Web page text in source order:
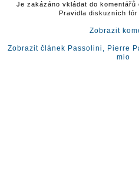
Je zakázáno vkládat do
Pravidla diskuzních
Zobrazit
Zobrazit článek Passolini, Pierre
mio